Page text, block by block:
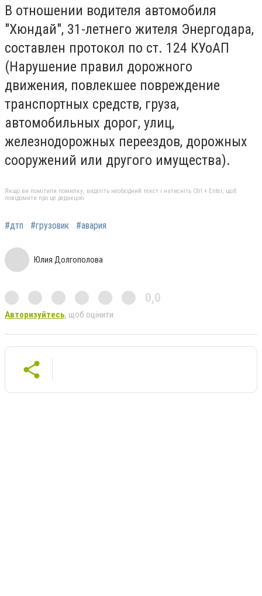
В отношении водителя автомобиля
"Хюндай", 31-летнего жителя Энергодара,
составлен протокол по ст. 124 КУоАП
(Нарушение правил дорожного
движения, повлекшее повреждение
транспортных средств, груза,
автомобильных дорог, улиц,
железнодорожных переездов, дорожных
сооружений или другого имущества).
Якщо ви помітили помилку, виділіть необхідний текст і натисніть Ctrl + Enter, щоб
повідомити про це редакцію
#дтп #грузовик #авария
Юлия Долгополова
0,0
Авторизуйтесь, щоб оцінити